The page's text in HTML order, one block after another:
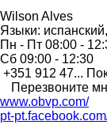
Wilson Alves
Языки:
Пн - Пт 08:00 -
Сб 09:00 - 12:30
+351 912 47...
Перезвоните
www.obvp.com/
pt-